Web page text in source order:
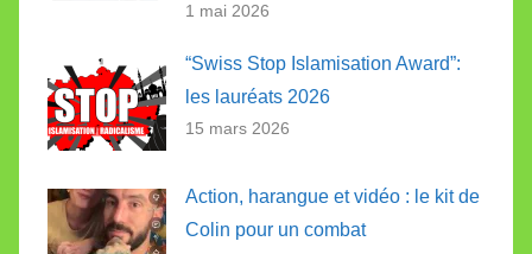
1 mai 2026
“Swiss Stop Islamisation Award”:
les lauréats 2026
15 mars 2026
Action, harangue et vidéo : le kit de
Colin pour un combat